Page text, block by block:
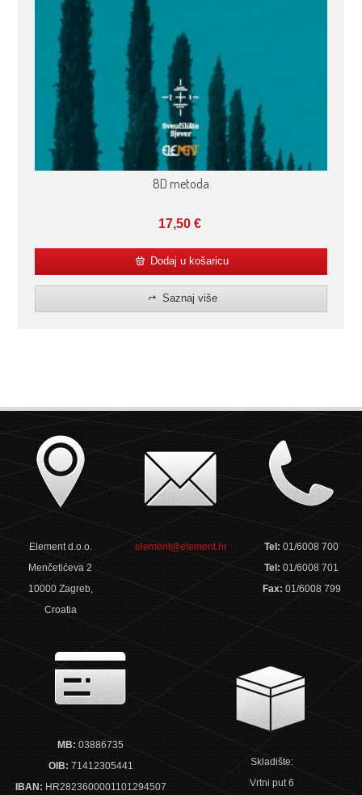
8D metoda
17,50 €
Dodaj u košaricu
Saznaj više
Element d.o.o.
Menčetićeva 2
10000 Zagreb,
Croatia
element@element.hr Tel:01/6008 700
Tel:01/6008 701
Fax: 01/6008 799
MB: 03886735
OIB: 71412305441
IBAN: HR2823600001101294507
Skladište:
Vrtni put 6